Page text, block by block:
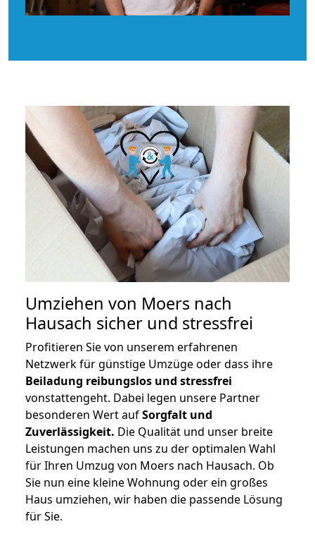
Umziehen von Moers nach
Hausach sicher und stressfrei
Profitieren Sie von unserem erfahrenen
Netzwerk für günstige Umzüge oder dass ihre
Beiladung reibungslos und stressfrei
vonstattengeht. Dabei legen unsere Partner
besonderen Wert aufSorgfalt und
Zuverlässigkeit. Die Qualität und unser breite
Leistungen machen uns zu der optimalen Wahl
für Ihren Umzug von Moers nach Hausach. Ob
Sie nun eine kleine Wohnung oder ein großes
Haus umziehen, wir haben die passende Lösung
für Sie.